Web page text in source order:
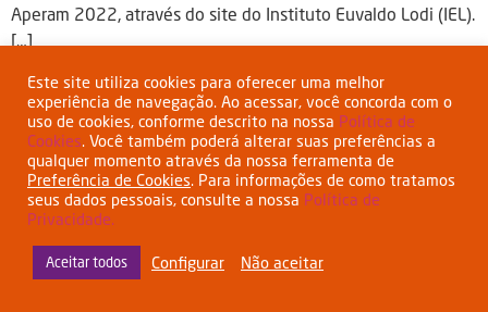
Aperam 2022, através do site do Instituto Euvaldo Lodi (IEL).
[…]
Esta empresa tem o apoio do BNDES www.bndes.gov.br
Termos de Uso
Este site utiliza cookies para oferecer uma melhor
experiência de navegação. Ao acessar, você concorda com o
uso de cookies, conforme descrito na nossa Política de
Cookies. Você também poderá alterar suas preferências a
qualquer momento através da nossa ferramenta de
Preferência de Cookies. Para informações de como tratamos
seus dados pessoais, consulte a nossa Política de
Privacidade.
Aceitar todos Configurar Não aceitar